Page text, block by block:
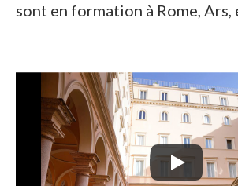
sont en formation à Rome, Ars,